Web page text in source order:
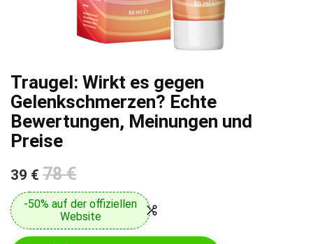
Traugel: Wirkt es gegen
Gelenkschmerzen? Echte
Bewertungen, Meinungen und
Preise
39 € 78 €
-50% auf der offiziellen
Website